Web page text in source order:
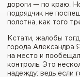
дороги — по краю.
подрядчик не
полотна, как того
Кстати, жалобы
города Александра
на место и
контроль. Это
надежду: ведь если